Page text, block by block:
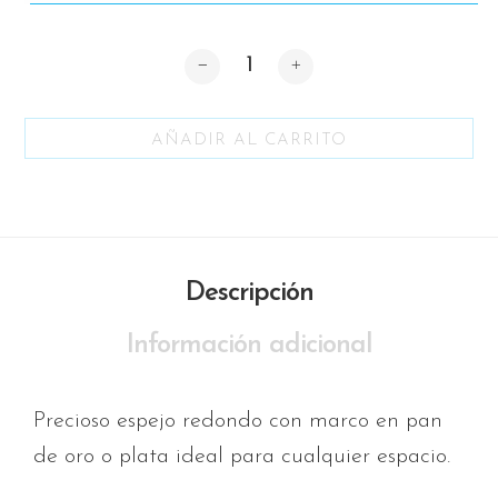
AÑADIR AL CARRITO
Descripción
Información adicional
Precioso espejo redondo con marco en pan
de oro o plata ideal para cualquier espacio.